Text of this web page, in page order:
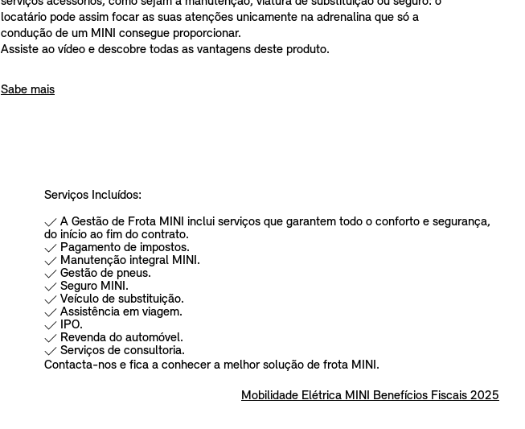
locatário pode assim focar as suas atenções unicamente na adrenalina que só a
condução de um MINI consegue proporcionar.
Assiste ao vídeo e descobre todas as vantagens deste produto.
Sabe mais
Serviços Incluídos:
A Gestão de Frota MINI inclui serviços que garantem todo o conforto e segurança,
do início ao fim do contrato.
Pagamento de impostos.
Manutenção integral MINI.
Gestão de pneus.
Seguro MINI.
Veículo de substituição.
Assistência em viagem.
IPO.
Revenda do automóvel.
Serviços de consultoria.
Contacta-nos e fica a conhecer a melhor solução de frota MINI.
Mobilidade Elétrica MINI Benefícios Fiscais 2025